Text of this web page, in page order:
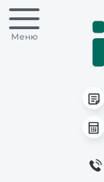
Меню